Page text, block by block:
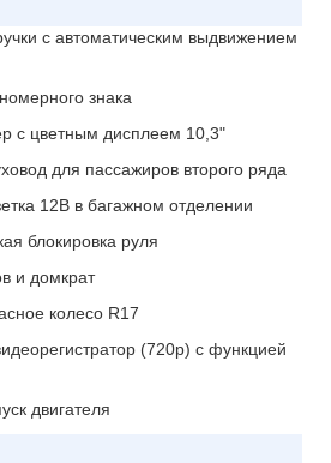
с автоматическим выдвижением
знака
с цветным дисплеем 10,3"
для пассажиров второго ряда
12В в багажном отделении
блокировка руля
и домкрат
колесо R17
(720p) с функцией
двигателя